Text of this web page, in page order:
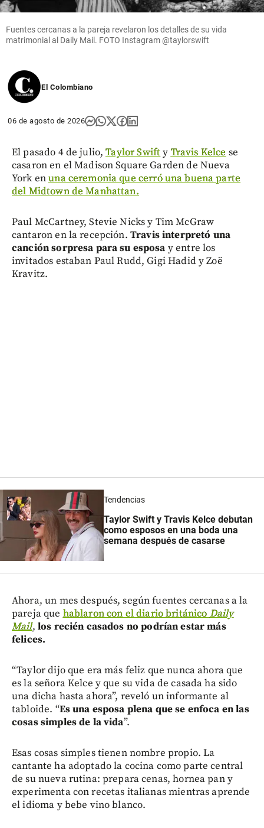
Fuentes cercanas a la pareja revelaron los detalles de su vida
matrimonial al Daily Mail. FOTO Instagram @taylorswift
El Colombiano
06 de agosto de 2026
El pasado 4 de julio,Taylor Swifty Travis Kelce se
casaron en el Madison Square Garden de Nueva
York enuna ceremonia que cerró una buena parte
del Midtown de Manhattan.
Paul McCartney, Stevie Nicks y Tim McGraw
cantaron en la recepción. Travis interpretó una
canción sorpresa para su esposa y entre los
invitados estaban Paul Rudd, Gigi Hadid y Zoë
Kravitz.
Tendencias
Taylor Swift y Travis Kelce debutan
como esposos en una boda una
semana después de casarse
Ahora, un mes después, según fuentes cercanas a la
pareja que hablaron con el diario británico Daily
Mail, los recién casados no podrían estar más
felices.
“Taylor dijo que era más feliz que nunca ahora que
es la señora Kelce y que su vida de casada ha sido
una dicha hasta ahora”, reveló un informante al
tabloide. “Es una esposa plena que se enfoca en las
cosas simples de la vida”.
Esas cosas simples tienen nombre propio. La
cantante ha adoptado la cocina como parte central
de su nueva rutina: prepara cenas, hornea pan y
experimenta con recetas italianas mientras aprende
el idioma y bebe vino blanco.